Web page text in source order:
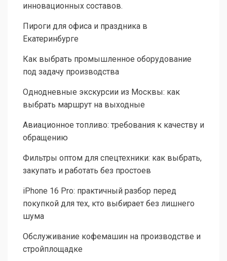
инновационных составов.
Пироги для офиса и праздника в
Екатеринбурге
Как выбрать промышленное оборудование
под задачу производства
Однодневные экскурсии из Москвы: как
выбрать маршрут на выходные
Авиационное топливо: требования к качеству и
обращению
Фильтры оптом для спецтехники: как выбрать,
закупать и работать без простоев
iPhone 16 Pro: практичный разбор перед
покупкой для тех, кто выбирает без лишнего
шума
Обслуживание кофемашин на производстве и
стройплощадке